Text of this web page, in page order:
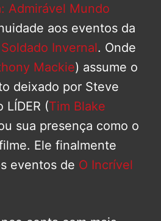
Admirável Mundo
aos eventos da
Invernal. Onde
Mackie) assume o
deixado por Steve
LÍDER (Tim Blake
sua presença como o
Ele finalmente
eventos de O Incrível